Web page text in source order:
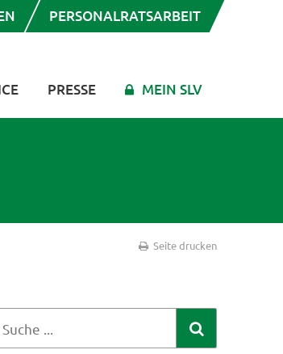
PERSONALRATSARBEIT
PRESSE MEIN SLV
Seite drucken